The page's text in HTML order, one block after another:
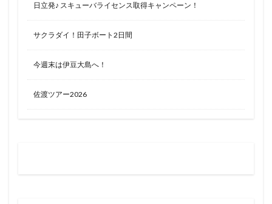
日立発♪ スキューバライセンス取得キャンペーン！
サクラダイ！田子ボート2日間
今週末は伊豆大島へ！
佐渡ツアー2026